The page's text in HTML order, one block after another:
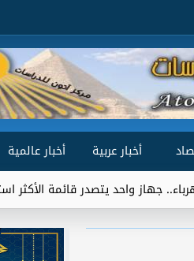
أخبار عربية أخبار عالمية
قائمة الأكثر استهلاكًا للطاقة